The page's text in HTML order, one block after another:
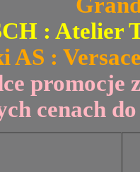
: Atelier
AS :
promocje
cenach